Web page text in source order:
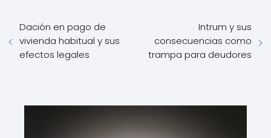
Dación en pago de
vivienda habitual y sus
efectos legales
Intrum y sus
consecuencias como
trampa para deudores